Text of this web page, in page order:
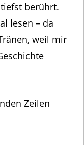
berührt.
lesen – da
weil mir
Zeilen